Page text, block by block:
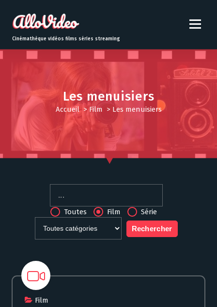
t
o
Cinémathèque vidéos films séries streaming
Les menuisiers
Accueil>Film > Les menuisiers
Toutes Film Série
Film